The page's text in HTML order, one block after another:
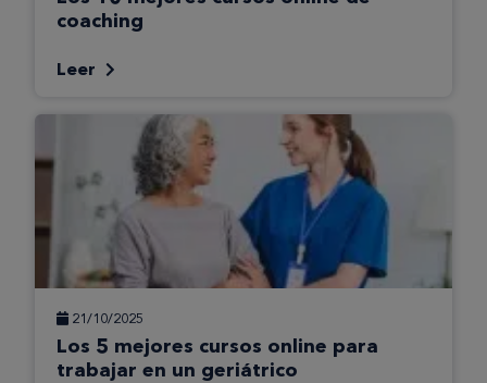
coaching
Leer
21/10/2025
Los 5 mejores cursos online para
trabajar en un geriátrico